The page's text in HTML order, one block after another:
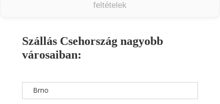
feltételek
Szállás Csehország nagyobb
városaiban:
Brno